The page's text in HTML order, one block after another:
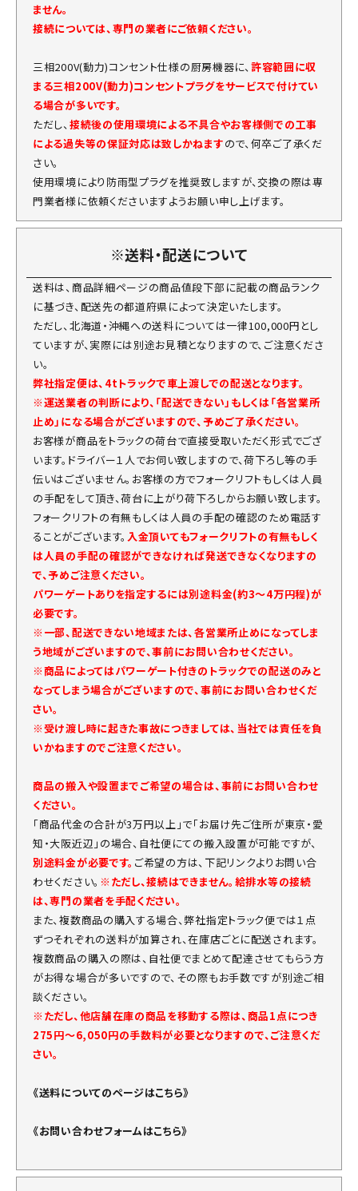
ません。
接続については、専門の業者にご依頼ください。
三相200V(動力)コンセント仕様の厨房機器に、許容範囲に収
まる三相200V(動力)コンセントプラグをサービスで付けてい
る場合が多いです。
ただし、接続後の使用環境による不具合やお客様側での工事
による過失等の保証対応は致しかねますので、何卒ご了承くだ
さい。
使用環境により防雨型プラグを推奨致しますが、交換の際は専
門業者様に依頼くださいますようお願い申し上げます。
※送料・配送について
送料は、商品詳細ページの商品値段下部に記載の商品ランク
に基づき、配送先の都道府県によって決定いたします。
ただし、北海道・沖縄への送料については一律100,000円とし
ていますが、実際には別途お見積となりますので、ご注意くださ
い。
弊社指定便は、4tトラックで車上渡しでの配送となります。
※運送業者の判断により、「配送できない」もしくは「各営業所
止め」になる場合がございますので、予めご了承ください。
お客様が商品をトラックの荷台で直接受取いただく形式でござ
います。ドライバー１人でお伺い致しますので、荷下ろし等の手
伝いはございません。お客様の方でフォークリフトもしくは人員
の手配をして頂き、荷台に上がり荷下ろしからお願い致します。
フォークリフトの有無もしくは人員の手配の確認のため電話す
ることがございます。 入金頂いてもフォークリフトの有無もしく
は人員の手配の確認ができなければ発送できなくなりますの
で、予めご注意ください。
パワーゲートありを指定するには別途料金(約3～4万円程)が
必要です。
※一部、配送できない地域または、各営業所止めになってしま
う地域がございますので、事前にお問い合わせください。
※商品によってはパワーゲート付きのトラックでの配送のみと
なってしまう場合がございますので、事前にお問い合わせくだ
さい。
※受け渡し時に起きた事故につきましては、当社では責任を負
いかねますのでご注意ください。
商品の搬入や設置までご希望の場合は、事前にお問い合わせ
ください。
「商品代金の合計が3万円以上」で「お届け先ご住所が東京・愛
知・大阪近辺」の場合、自社便にての搬入設置が可能ですが、
別途料金が必要です。 ご希望の方は、下記リンクよりお問い合
わせください。 ※ただし、接続はできません。給排水等の接続
は、専門の業者を手配ください。
また、複数商品の購入する場合、弊社指定トラック便では１点
ずつそれぞれの送料が加算され、在庫店ごとに配送されます。
複数商品の購入の際は、自社便でまとめて配達させてもらう方
がお得な場合が多いですので、その際もお手数ですが別途ご相
談ください。
※ただし、他店舗在庫の商品を移動する際は、商品1点につき
275円～6,050円の手数料が必要となりますので、ご注意くだ
さい。
《送料についてのページはこちら》
《お問い合わせフォームはこちら》